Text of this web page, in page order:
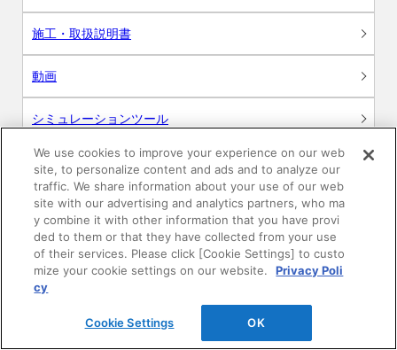
施工・取扱説明書
動画
シミュレーションツール
24時間換気システム〈エアスマート〉
簡易設計見積ソフト
R&Dセンター環境測定・分析サービス
商品マスター申し込み
We use cookies to improve your experience on our web
site, to personalize content and ads and to analyze our
traffic. We share information about your use of our web
site with our advertising and analytics partners, who ma
y combine it with other information that you have provi
ded to them or that they have collected from your use
of their services. Please click [Cookie Settings] to custo
mize your cookie settings on our website.
Privacy Poli
cy
Cookie Settings OK